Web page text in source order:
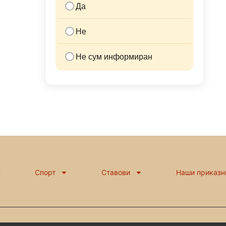
Да
Не
Не сум информиран
Спорт Ставови Наши